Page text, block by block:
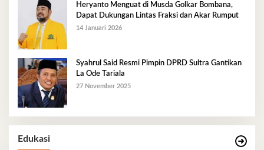
Heryanto Menguat di Musda Golkar Bombana,
Dapat Dukungan Lintas Fraksi dan Akar Rumput
14 Januari 2026
Syahrul Said Resmi Pimpin DPRD Sultra Gantikan
La Ode Tariala
27 November 2025
Edukasi